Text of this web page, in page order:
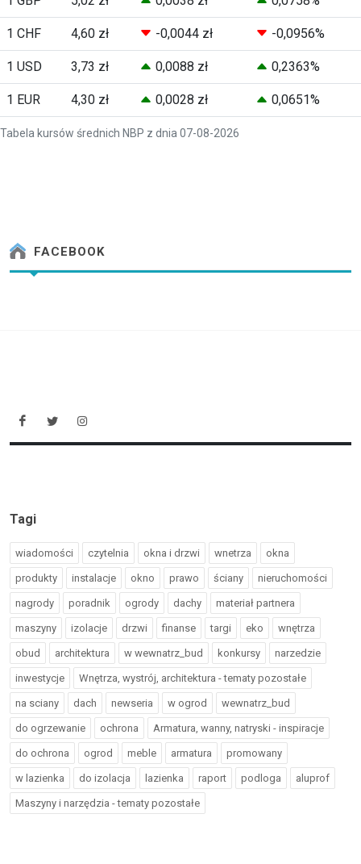
Tabela kursów średnich NBP z dnia 07-08-2026
1 CHF 4,60 zł -0,0044 zł -0,0956%
1 USD 3,73 zł 0,0088 zł 0,2363%
1 EUR 4,30 zł 0,0028 zł 0,0651%
FACEBOOK
Tagi
wiadomości czytelnia okna i drzwi wnetrza okna
produkty instalacje okno prawo ściany nieruchomości
nagrody poradnik ogrody dachy materiał partnera
maszyny izolacje drzwi finanse targi eko wnętrza
obud architektura w wewnatrz_bud konkursy narzedzie
inwestycje Wnętrza, wystrój, architektura - tematy pozostałe
na sciany dach newseria w ogrod wewnatrz_bud
do ogrzewanie ochrona Armatura, wanny, natryski - inspiracje
do ochrona ogrod meble armatura promowany
w lazienka do izolacja lazienka raport podloga aluprof
Maszyny i narzędzia - tematy pozostałe